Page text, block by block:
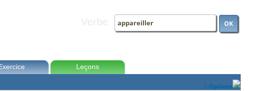
OK
Leçons
 Options